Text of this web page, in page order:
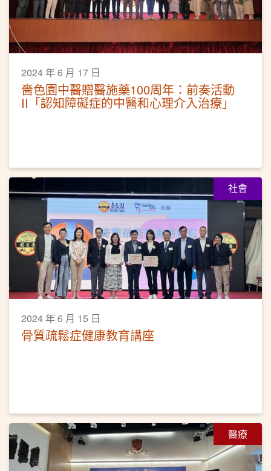
2024 年 6 月 17 日
嗇色園中醫贈醫施藥100周年：前奏活動
II「認知障礙症的中醫和心理介入治療」
社會
2024 年 6 月 15 日
骨質疏鬆症健康教育講座
醫療